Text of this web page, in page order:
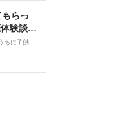
らっ
験談
不妊
by
マキさんとヒサシは20代前半夫婦。早いうちに子供が欲しいし「念のため」と受けた検査で、ヒサシの精索静脈瘤が発覚。 手術、不妊治療となるとお金がかかる。まだ若く経済的に不安があると考えたヒサシは、治療費のことを「母さんに相談する」と言い出して･･･